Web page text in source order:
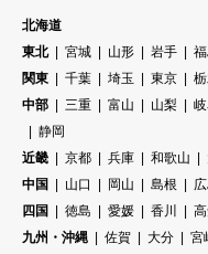
北海道
東北
宮城 山形 岩手
関東
千葉 埼玉 東京
中部
三重 富山 山梨
静岡
近畿
京都 兵庫 和歌山
中国
山口 岡山 島根
四国
徳島 愛媛 香川
九州・沖縄
佐賀 大分 宮